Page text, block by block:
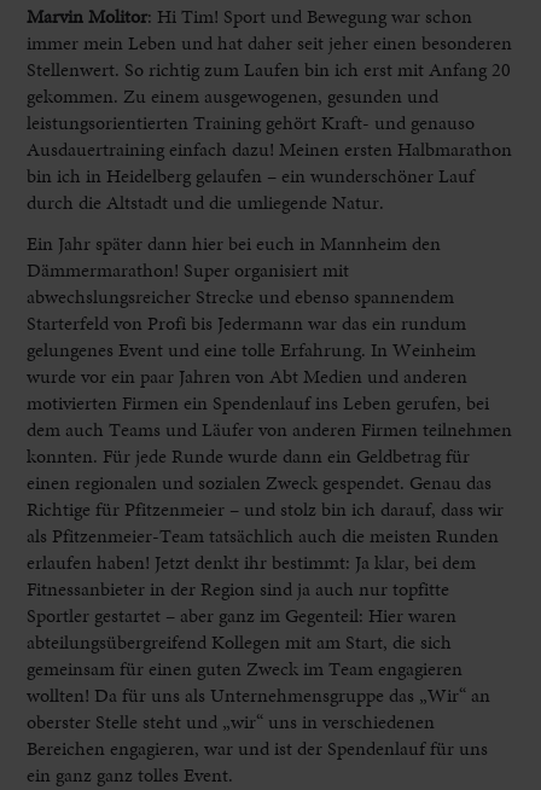
Marvin Molitor: Hi Tim! Sport und Bewegung war schon
immer mein Leben und hat daher seit jeher einen besonderen
Stellenwert. So richtig zum Laufen bin ich erst mit Anfang 20
gekommen. Zu einem ausgewogenen, gesunden und
leistungsorientierten Training gehört Kraft- und genauso
Ausdauertraining einfach dazu! Meinen ersten Halbmarathon
bin ich in Heidelberg gelaufen – ein wunderschöner Lauf
durch die Altstadt und die umliegende Natur.
Ein Jahr später dann hier bei euch in Mannheim den
Dämmermarathon! Super organisiert mit
abwechslungsreicher Strecke und ebenso spannendem
Starterfeld von Profi bis Jedermann war das ein rundum
gelungenes Event und eine tolle Erfahrung. In Weinheim
wurde vor ein paar Jahren von Abt Medien und anderen
motivierten Firmen ein Spendenlauf ins Leben gerufen, bei
dem auch Teams und Läufer von anderen Firmen teilnehmen
konnten. Für jede Runde wurde dann ein Geldbetrag für
einen regionalen und sozialen Zweck gespendet. Genau das
Richtige für Pfitzenmeier – und stolz bin ich darauf, dass wir
als Pfitzenmeier-Team tatsächlich auch die meisten Runden
erlaufen haben! Jetzt denkt ihr bestimmt: Ja klar, bei dem
Fitnessanbieter in der Region sind ja auch nur topfitte
Sportler gestartet – aber ganz im Gegenteil: Hier waren
abteilungsübergreifend Kollegen mit am Start, die sich
gemeinsam für einen guten Zweck im Team engagieren
wollten! Da für uns als Unternehmensgruppe das „Wir“ an
oberster Stelle steht und „wir“ uns in verschiedenen
Bereichen engagieren, war und ist der Spendenlauf für uns
ein ganz ganz tolles Event.